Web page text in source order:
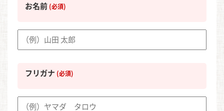
お名前 (必須)
フリガナ (必須)